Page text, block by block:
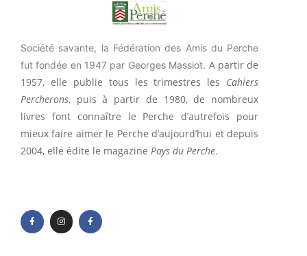
Société savante, la Fédération des Amis du Perche
fut fondée en 1947 par Georges Massiot. A partir de
1957, elle publie tous les trimestres les Cahiers
Percherons, puis à partir de 1980, de nombreux
livres font connaître le Perche d’autrefois pour
mieux faire aimer le Perche d’aujourd’hui et depuis
2004, elle édite le magazine Pays du Perche.
c
e
b
o
s
t
a
g
c
e
b
o